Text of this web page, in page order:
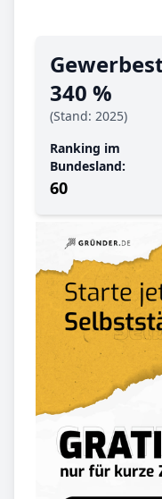
340 %
(Stand: 2025)
Ranking im
Bundesland:
60